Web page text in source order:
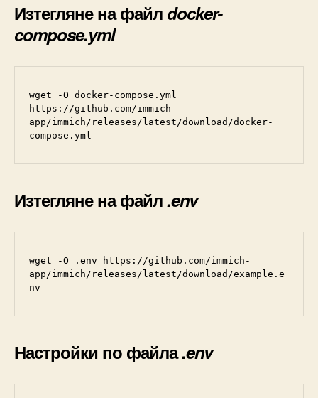
Изтегляне на файл docker-
compose.yml
wget -O docker-compose.yml
https://github.com/immich-
app/immich/releases/latest/download/docker-
compose.yml
Изтегляне на файл.env
wget -O .env https://github.com/immich-
app/immich/releases/latest/download/example.e
nv
Настройки по файла.env